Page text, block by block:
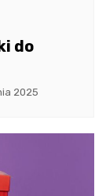
do
2025